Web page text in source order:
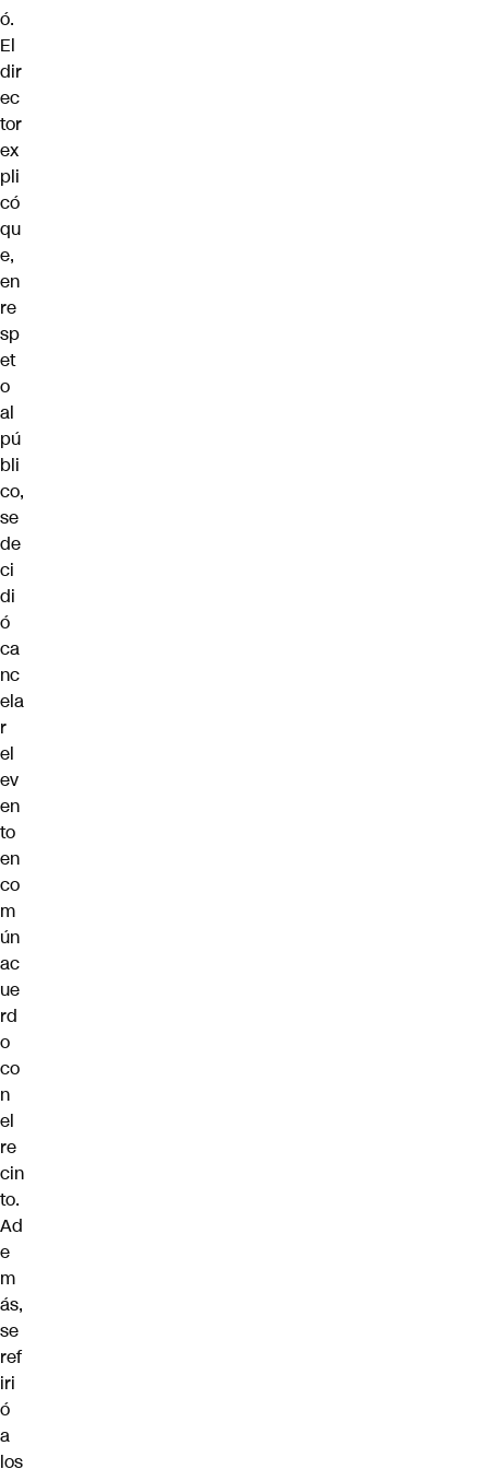
ó.
El
dir
ec
tor
ex
pli
có
qu
e,
en
re
sp
et
o
al
pú
bli
co,
se
de
ci
di
ó
ca
nc
ela
r
el
ev
en
to
en
co
m
ún
ac
ue
rd
o
co
n
el
re
cin
to.
Ad
e
m
ás,
se
ref
iri
ó
a
los